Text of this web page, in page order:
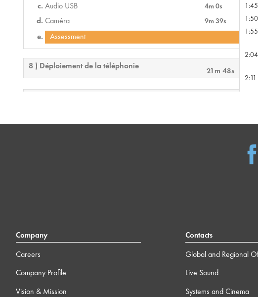
Audio USB 4m 0s
Caméra 9m 39s
Assessment
8 ) Déploiement de la téléphonie 21m 48s
1:45
1:50
1:55
2:04
2:11
Company
Careers
Company Profile
Vision & Mission
Contacts
Global and Regional
Live Sound
Systems and Cinema